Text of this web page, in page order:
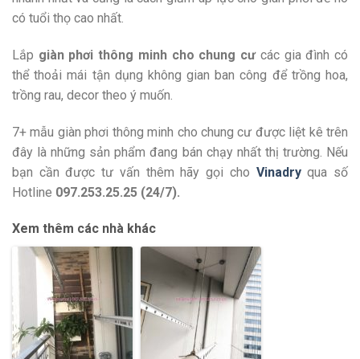
có tuổi thọ cao nhất.
Lắp giàn phơi thông minh cho chung cưcác gia đình có
thể thoải mái tận dụng không gian ban công để trồng hoa,
trồng rau, decor theo ý muốn.
7+ mẫu giàn phơi thông minh cho chung cư được liệt kê trên
đây là những sản phẩm đang bán chạy nhất thị trường. Nếu
bạn cần được tư vấn thêm hãy gọi cho Vinadry qua số
Hotline 097.253.25.25 (24/7).
Xem thêm các nhà khác